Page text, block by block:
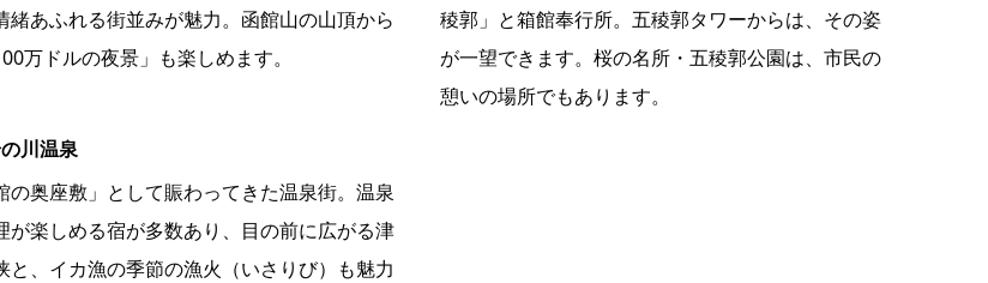
緒あふれる街並みが魅力。函館山の山頂から
万ドルの夜景」も楽しめます。
稜郭」と箱館奉行所。五稜郭タワーからは、その姿
が一望できます。桜の名所・五稜郭公園は、市民の
憩いの場所でもあります。
川温泉
の奥座敷」として賑わってきた温泉街。温泉
が楽しめる宿が多数あり、目の前に広がる津
と、イカ漁の季節の漁火（いさりび）も魅力